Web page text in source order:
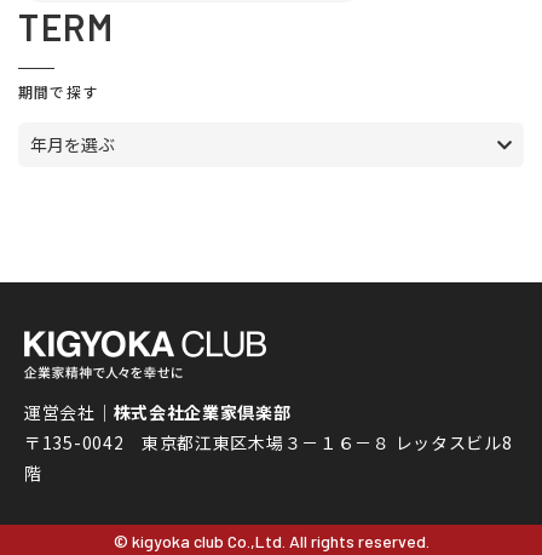
TERM
期間で探す
年月を選ぶ
運営会社｜ 株式会社企業家倶楽部
〒135-0042 東京都江東区木場３－１６－８ レッタスビル8
階
© kigyoka club Co.,Ltd. All rights reserved.